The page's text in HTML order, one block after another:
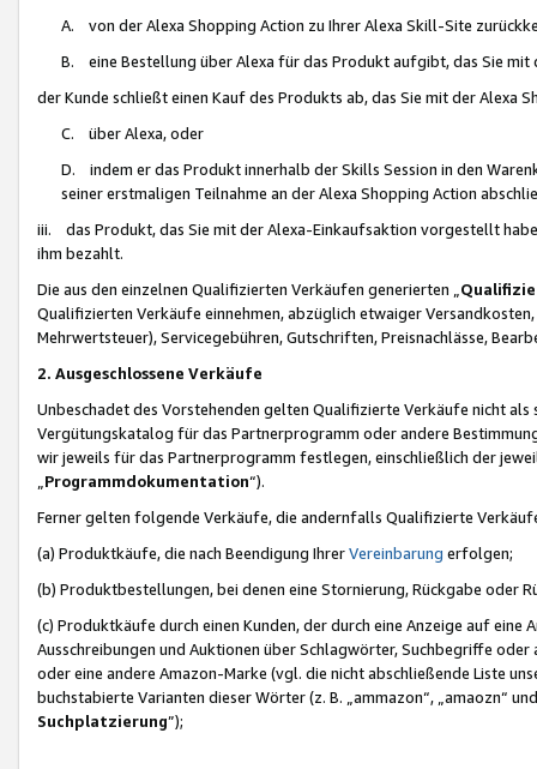
A. von der Alexa Shopping Action zu Ihrer Alexa Skill-Site
B. eine Bestellung über Alexa für das Produkt aufgibt, das Sie mit
der Kunde schließt einen Kauf des Produkts ab, das Sie mit der Alexa
C. über Alexa, oder
D. indem er das Produkt innerhalb der Skills Session in den
seiner erstmaligen Teilnahme an der Alexa Shopping Action
iii. das Produkt, das Sie mit der Alexa-Einkaufsaktion vorgestellt
ihm bezahlt.
Die aus den einzelnen Qualifizierten Verkäufen generierten „
Qualifizierten Verkäufe einnehmen, abzüglich etwaiger
Mehrwertsteuer), Servicegebühren, Gutschriften, Preisnachlässe,
2. Ausgeschlossene Verkäufe
Unbeschadet des Vorstehenden gelten Qualifizierte Verkäufe nicht
Vergütungskatalog für das Partnerprogramm oder andere
wir jeweils für das Partnerprogramm festlegen, einschließlich der
Programmdokumentation“).
Ferner gelten folgende Verkäufe, die andernfalls Qualifizierte
(a) Produktkäufe, die nach Beendigung IhrerVereinbarung erfolgen;
(b) Produktbestellungen, bei denen eine Stornierung, Rückgabe oder
(c) Produktkäufe durch einen Kunden, der durch eine Anzeige auf
Ausschreibungen und Auktionen über Schlagwörter, Suchbegriffe
oder eine andere Amazon-Marke (vgl. die nicht abschließende Liste
buchstabierte Varianten dieser Wörter (z. B. „ammazon“, „amaozn“
Suchplatzierung”);